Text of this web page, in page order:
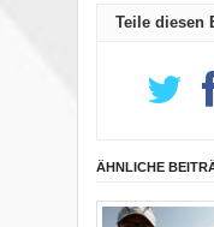
Teile diesen
ÄHNLICHE